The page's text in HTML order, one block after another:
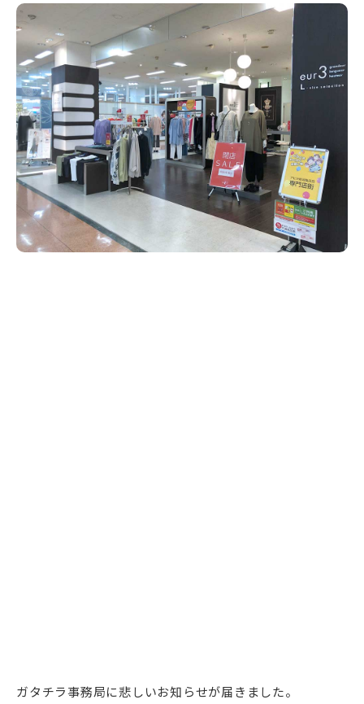
新潟市中央区 新潟市東区 新潟市西区
新潟市北区
新潟市南区
新潟市江南区 新潟市秋葉区
村上・関川
新発田・聖籠
胎内・粟島
三条・加茂・田上
五泉・阿賀野・阿賀
燕・弥彦
長岡・見附
小千谷・十日町・津南
魚沼・南魚沼・湯沢
柏崎・刈羽・出雲崎
上越・妙高・糸魚川
ご当地グルメ 食べ歩き テイクアウト
季節・期間限定
カフェ
居酒屋・バー
パスタ
パン・ベーカリー
タレカツ・豚カツ
デカ盛り・大盛り
旨辛・激辛
定食・町定食 海鮮・鮨
そば・うどん
日本酒・新潟清酒
ワイン・クラフトビール
ケーキ・パフェ
ビアガーデン・暑気払い
忘新年会・歓送迎会
セミナー・講演会 子ども向け 花火大会
入場無料
住宅展示場
完成見学会 学生スポーツ アルビレックス
リラクゼーション・整体
スキー場
リユース・買取
病院・クリニック
イオンモール
ラブラ万代・ラブラ2
ビルボードプレイスBP
新潟伊勢丹
ピア万代
リバーサイド千秋
パティオPATIO
新車・中古車・カー用品
旅行・レジャー
家電・携帯電話
冠婚葬祭
習い事・塾 通販・EC イベント
官公庁・自治体
新潟市 チラシ
長岡・見附 チラシ
上越・妙高・糸魚川 チラシ
注目 チラシ
週末セール
火曜セール
オープン・リニューアルセール
周年祭・感謝祭セール
年末・初売りセール
ガタチラ事務局に悲しいお知らせが届きました。